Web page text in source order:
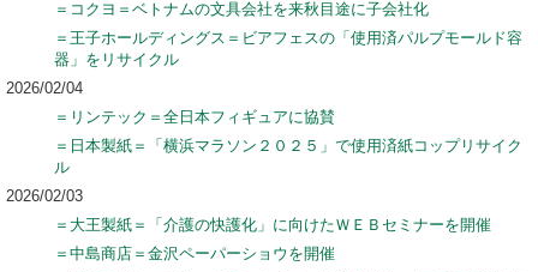
＝コクヨ＝ベトナムの文具会社を来秋目途に子会社化
＝王子ホールディングス＝ビアフェスの「使用済パルプモールド容
器」をリサイクル
2026/02/04
＝リンテック＝全日本フィギュアに協賛
＝日本製紙＝「横浜マラソン２０２５」で使用済紙コップリサイク
ル
2026/02/03
＝大王製紙＝「介護の快護化」に向けたＷＥＢセミナーを開催
＝中島商店＝金沢ペーパーショウを開催